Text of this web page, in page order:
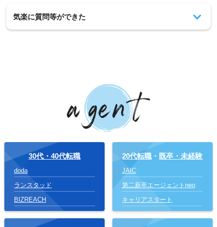
気楽に質問等ができた
30代・40代転職
doda
ランスタッド
BIZREACH
20代転職 ・ 既卒・未経験
JAIC
第二新卒エージェントneo
キャリアスタート